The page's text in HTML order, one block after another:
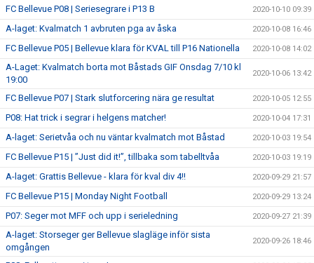
FC Bellevue P08 | Seriesegrare i P13 B 2020-10-10 09:39
A-laget: Kvalmatch 1 avbruten pga av åska 2020-10-08 16:46
FC Bellevue P05 | Bellevue klara för KVAL till P16 Nationella 2020-10-08 14:02
A-Laget: Kvalmatch borta mot Båstads GIF Onsdag 7/10 kl
19:00
2020-10-06 13:42
FC Bellevue P07 | Stark slutforcering nära ge resultat 2020-10-05 12:55
P08: Hat trick i segrar i helgens matcher! 2020-10-04 17:31
A-laget: Serietvåa och nu väntar kvalmatch mot Båstad 2020-10-03 19:54
FC Bellevue P15 | ”Just did it!”, tillbaka som tabelltvåa 2020-10-03 19:19
A-laget: Grattis Bellevue - klara för kval div 4!! 2020-09-29 21:57
FC Bellevue P15 | Monday Night Football 2020-09-29 13:24
P07: Seger mot MFF och upp i serieledning 2020-09-27 21:39
A-laget: Storseger ger Bellevue slagläge inför sista
omgången
2020-09-26 18:46